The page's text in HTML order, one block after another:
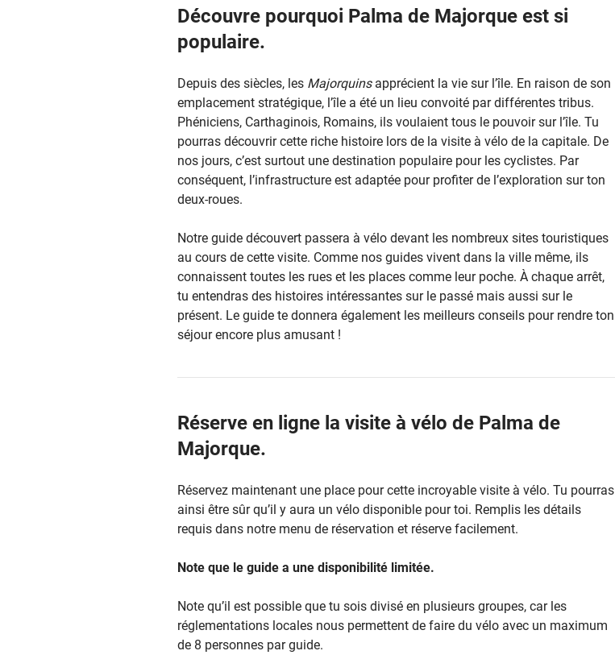
Découvre pourquoi Palma de Majorque est si
populaire.
Depuis des siècles, les Majorquinsapprécient la vie sur l’île. En raison de son
emplacement stratégique, l’île a été un lieu convoité par différentes tribus.
Phéniciens, Carthaginois, Romains, ils voulaient tous le pouvoir sur l’île. Tu
pourras découvrir cette riche histoire lors de la visite à vélo de la capitale. De
nos jours, c’est surtout une destination populaire pour les cyclistes. Par
conséquent, l’infrastructure est adaptée pour profiter de l’exploration sur ton
deux-roues.
Notre guide découvert passera à vélo devant les nombreux sites touristiques
au cours de cette visite. Comme nos guides vivent dans la ville même, ils
connaissent toutes les rues et les places comme leur poche. À chaque arrêt,
tu entendras des histoires intéressantes sur le passé mais aussi sur le
présent. Le guide te donnera également les meilleurs conseils pour rendre ton
séjour encore plus amusant !
Réserve en ligne la visite à vélo de Palma de
Majorque.
Réservez maintenant une place pour cette incroyable visite à vélo. Tu pourras
ainsi être sûr qu’il y aura un vélo disponible pour toi. Remplis les détails
requis dans notre menu de réservation et réserve facilement.
Note que le guide a une disponibilité limitée.
Note qu’il est possible que tu sois divisé en plusieurs groupes, car les
réglementations locales nous permettent de faire du vélo avec un maximum
de 8 personnes par guide.